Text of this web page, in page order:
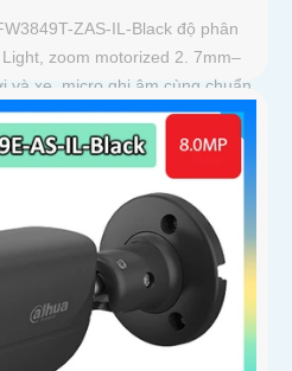
ZAS-IL-Black độ phân
zoom motorized 2. 7mm–
và xe, micro ghi âm cùng chuẩn